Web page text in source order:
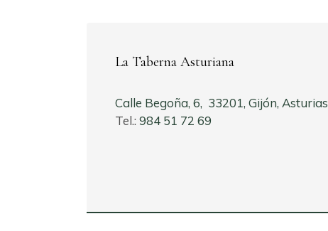
La Taberna Asturiana
Calle Begoña, 6, 33201, Gijón, Asturias
Tel.: 984 51 72 69